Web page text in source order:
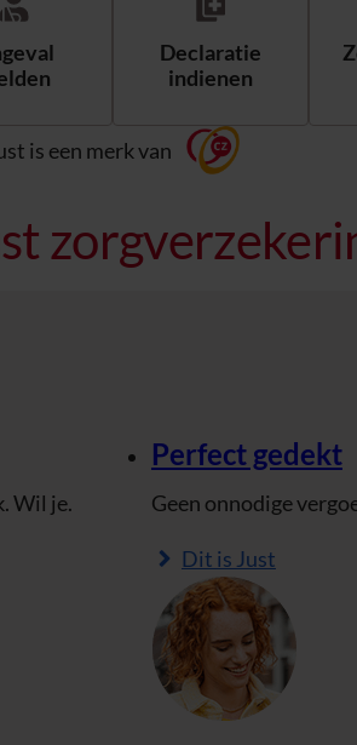
Declaratie
indienen
is een merk van
Wil je.
Perfect gedekt
Geen onnodige
Dit is Just